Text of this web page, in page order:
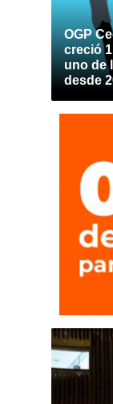
OGP
creció
uno de
desde